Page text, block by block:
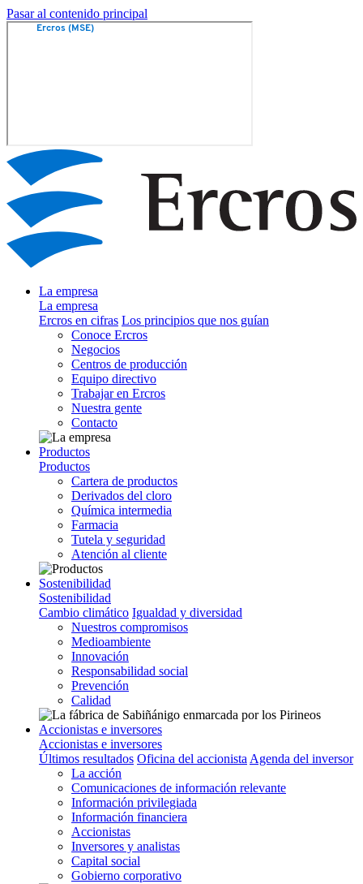
Pasar al contenido principal
La empresa
La empresa
Ercros en cifras Los principios que nos guían
Conoce Ercros
Negocios
Centros de producción
Equipo directivo
Trabajar en Ercros
Nuestra gente
Contacto
Productos
Productos
Cartera de productos
Derivados del cloro
Química intermedia
Farmacia
Tutela y seguridad
Atención al cliente
Sostenibilidad
Sostenibilidad
Cambio climático Igualdad y diversidad
Nuestros compromisos
Medioambiente
Innovación
Responsabilidad social
Prevención
Calidad
Accionistas e inversores
Accionistas e inversores
Últimos resultados Oficina del accionista Agenda del inversor
La acción
Comunicaciones de información relevante
Información privilegiada
Información financiera
Accionistas
Inversores y analistas
Capital social
Gobierno corporativo